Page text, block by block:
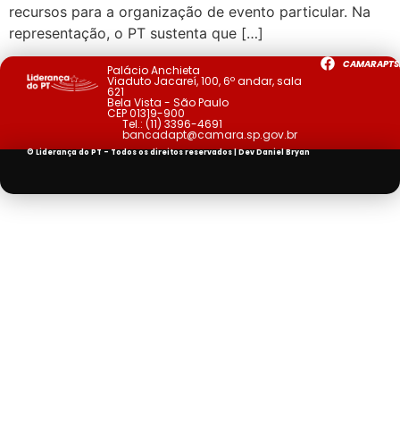
recursos para a organização de evento particular. Na
representação, o PT sustenta que […]
Palácio Anchieta
Viaduto Jacareí, 100, 6º andar, sala
621
Bela Vista - São Paulo
CEP 01319-900
Tel.: (11) 3396-4691
bancadapt@camara.sp.gov.br
© Liderança do PT - Todos os direitos reservados | DevDaniel Bryan